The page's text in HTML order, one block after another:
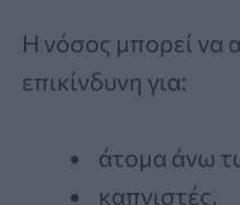
Η νόσος μπορεί να
επικίνδυνη για:
άτομα άνω
καπνιστές,